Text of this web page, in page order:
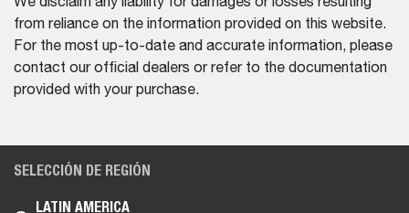
from reliance on the information provided on this website.
For the most up-to-date and accurate information, please
contact our official dealers or refer to the documentation
provided with your purchase.
SELECCIÓN DE REGIÓN
LATIN AMERICA